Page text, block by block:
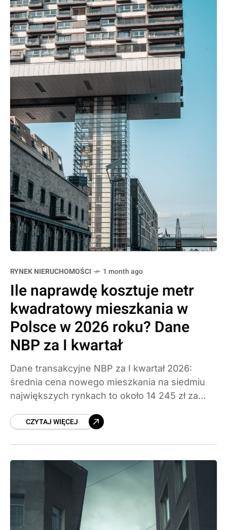
RYNEK NIERUCHOMOŚCI 1 month ago
Ile naprawdę kosztuje metr
kwadratowy mieszkania w
Polsce w 2026 roku? Dane
NBP za I kwartał
Dane transakcyjne NBP za I kwartał 2026:
średnia cena nowego mieszkania na siedmiu
największych rynkach to około 14 245 zł za
najtaniej w Łodzi.
CZYTAJ WIĘCEJ